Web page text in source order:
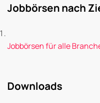
Jobbörsen nach
Jobbörsen für alle
Downloads